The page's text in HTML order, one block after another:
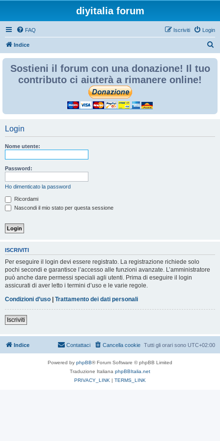
diyitalia forum
FAQ Login
Iscriviti
Indice
Sostieni il forum con una donazione! Il tuo
contributo ci aiuterà a rimanere online!
Login
Nome utente:
Password:
Ho dimenticato la password
Ricordami
Nascondi il mio stato per questa sessione
ISCRIVITI
Per eseguire il login devi essere registrato. La registrazione richiede solo
pochi secondi e garantisce l’accesso alle funzioni avanzate. L’amministratore
può anche dare permessi speciali agli utenti. Prima di eseguire il login
assicurati di aver letto i termini d’uso e le varie regole.
Condizioni d’uso | Trattamento dei dati personali
Iscriviti
Indice Tutti gli orari sono UTC+02:00
Cancella cookie
Contattaci
Powered by phpBB® Forum Software © phpBB Limited
Traduzione Italiana phpBBItalia.net
PRIVACY_LINK | TERMS_LINK